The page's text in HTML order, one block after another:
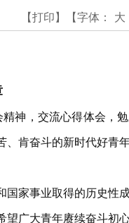
【打印】 【字体： 大
神，交流心得体会，
肯奋斗的新时代好青
家事业取得的历史性
广大青年赓续奋斗初